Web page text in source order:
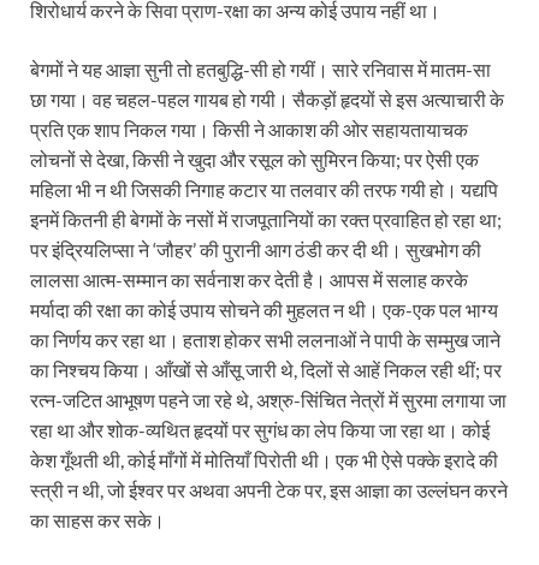
शिरोधार्य करने के सिवा प्राण-रक्षा का अन्य कोई उपाय नहीं था।
बेगमों ने यह आज्ञा सुनी तो हतबुद्धि-सी हो गयीं। सारे रनिवास में मातम-सा
छा गया। वह चहल-पहल गायब हो गयी। सैकड़ों हृदयों से इस अत्याचारी के
प्रति एक शाप निकल गया। किसी ने आकाश की ओर सहायतायाचक
लोचनों से देखा, किसी ने खुदा और रसूल को सुमिरन किया; पर ऐसी एक
महिला भी न थी जिसकी निगाह कटार या तलवार की तरफ गयी हो। यद्यपि
इनमें कितनी ही बेगमों के नसों में राजपूतानियों का रक्त प्रवाहित हो रहा था;
पर इंद्रियलिप्सा ने ‘जौहर’ की पुरानी आग ठंडी कर दी थी। सुखभोग की
लालसा आत्म-सम्मान का सर्वनाश कर देती है। आपस में सलाह करके
मर्यादा की रक्षा का कोई उपाय सोचने की मुहलत न थी। एक-एक पल भाग्य
का निर्णय कर रहा था। हताश होकर सभी ललनाओं ने पापी के सम्मुख जाने
का निश्चय किया। आँखों से आँसू जारी थे, दिलों से आहें निकल रही थीं; पर
रत्न-जटित आभूषण पहने जा रहे थे, अश्रु-सिंचित नेत्रों में सुरमा लगाया जा
रहा था और शोक-व्यथित हृदयों पर सुगंध का लेप किया जा रहा था। कोई
केश गूँथती थी, कोई माँगों में मोतियाँ पिरोती थी। एक भी ऐसे पक्के इरादे की
स्त्री न थी, जो ईश्वर पर अथवा अपनी टेक पर, इस आज्ञा का उल्लंघन करने
का साहस कर सके।